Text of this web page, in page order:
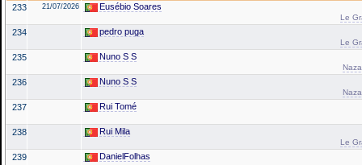
233 21/07/2026 Eusébio Soares
Le
234 pedro puga
Le
235 Nuno S S
236 Nuno S S
237 Rui Tomé
238 Rui Mila
Le
239 DanielFolhas